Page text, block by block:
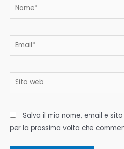
Nome*
Email*
Sito
Salva il mio nome, email e
per la prossima volta che